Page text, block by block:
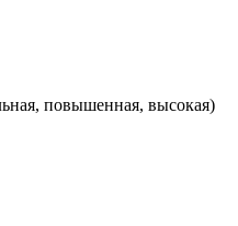
повышенная, высокая)